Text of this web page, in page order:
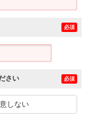
必須
さい 必須
しない